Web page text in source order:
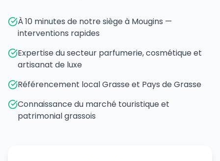
À 10 minutes de notre siège à Mougins —
interventions rapides
Expertise du secteur parfumerie, cosmétique et
artisanat de luxe
Référencement local Grasse et Pays de Grasse
Connaissance du marché touristique et
patrimonial grassois